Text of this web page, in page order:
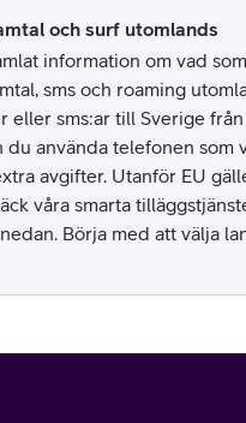
och surf utomlands
information om vad
sms och roaming
eller sms:ar till Sverige
du använda telefonen som
avgifter. Utanför EU
våra smarta
Börja med att välja